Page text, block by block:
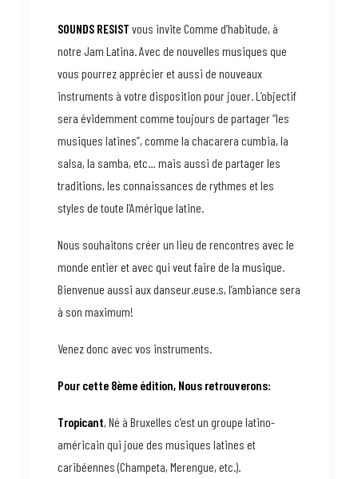
SOUNDS RESIST vous invite Comme d’habitude, à
notre Jam Latina. Avec de nouvelles musiques que
vous pourrez apprécier et aussi de nouveaux
instruments à votre disposition pour jouer. L’objectif
sera évidemment comme toujours de partager “les
musiques latines”, comme la chacarera cumbia, la
salsa, la samba, etc… mais aussi de partager les
traditions, les connaissances de rythmes et les
styles de toute l’Amérique latine.
Nous souhaitons créer un lieu de rencontres avec le
monde entier et avec qui veut faire de la musique.
Bienvenue aussi aux danseur.euse.s, l’ambiance sera
à son maximum!
Venez donc avec vos instruments.
Pour cette 8ème édition, Nous retrouverons:
Tropicant, Né à Bruxelles c’est un groupe latino-
américain qui joue des musiques latines et
caribéennes (Champeta, Merengue, etc.).